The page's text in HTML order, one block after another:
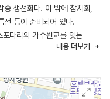
생선회다. 이 밖에 참치회,
선 등이 준비되어 있다.
다리와 가수원교를 잇는
내용 더보기